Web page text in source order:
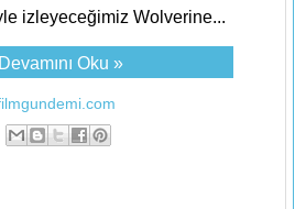
izleyeceğimiz Wolverine...
Devamını Oku »